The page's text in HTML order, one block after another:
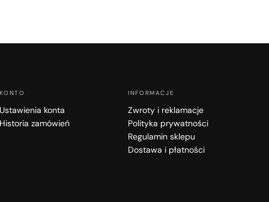
KONTO
Ustawienia konta
Historia zamówień
INFORMACJE
Zwroty i reklamacje
Polityka prywatności
Regulamin sklepu
Dostawa i płatności